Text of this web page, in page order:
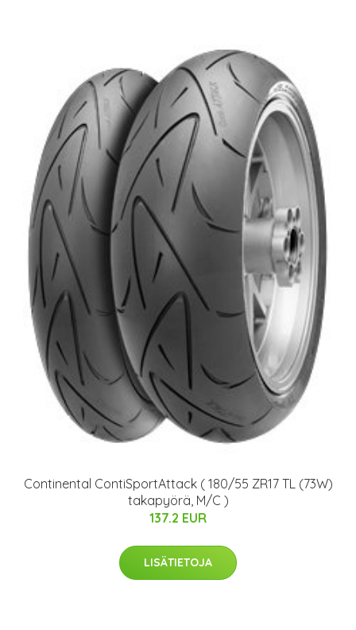
Continental ContiSportAttack ( 180/55 ZR17 TL (73W)
takapyörä, M/C )
137.2 EUR
LISÄTIETOJA